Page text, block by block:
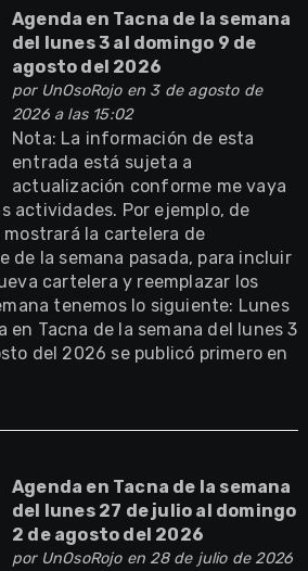
Agenda en Tacna de la semana
del lunes 3 al domingo 9 de
agosto del 2026
por UnOsoRojoen 3 de agosto de
2026 a las 15:02
Nota: La información de esta
entrada está sujeta a
actualización conforme me vaya
actividades. Por ejemplo, de
mostrará la cartelera de
de la semana pasada, para incluir
cartelera y reemplazar los
tenemos lo siguiente: Lunes
en Tacna de la semana del lunes 3
del 2026 se publicó primero en
Agenda en Tacna de la semana
del lunes 27 de julio al domingo
2 de agosto del 2026
por UnOsoRojoen 28 de julio de 2026